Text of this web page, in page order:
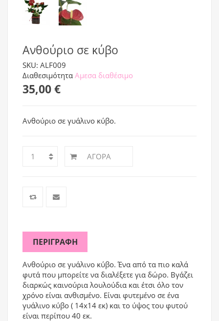
Ανθούριο σε κύβο
SKU: ALF009
Διαθεσιμότητα Αμεσα διαθέσιμο
35,00 €
Ανθούριο σε γυάλινο κύβο.
ΑΓΟΡΆ
ΠΕΡΙΓΡΑΦΉ
Aνθούριο σε γυάλινο κύβο. Ένα από τα πιο καλά
φυτά που μπορείτε να διαλέξετε για δώρο. Βγάζει
διαρκώς καινούρια λουλούδια και έτσι όλο τον
χρόνο είναι ανθισμένο. Είναι φυτεμένο σε ένα
γυάλινο κύβο ( 14x14 εκ) και το ύψος του φυτού
είναι περίπου 40 εκ.